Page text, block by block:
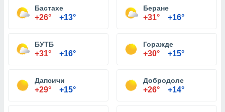
Бастахе
+26° +13°
Беране
+31° +16°
БУТБ
+31° +16°
Горажде
+30° +15°
Дапсичи
+29° +15°
Добродоле
+26° +14°